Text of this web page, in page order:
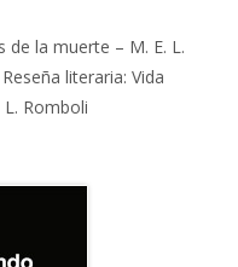
de la muerte – M. E. L.
Reseña literaria: Vida
Romboli